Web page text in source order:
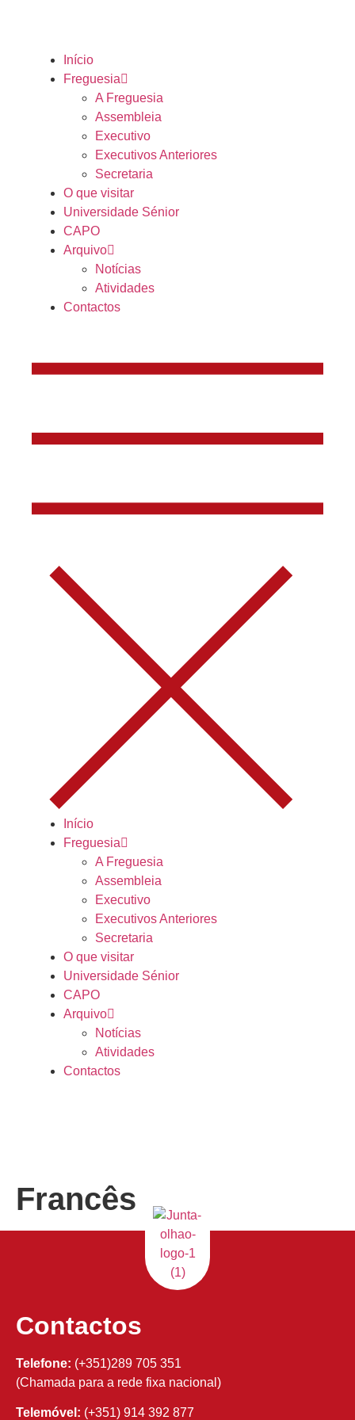
Início
Freguesia
A Freguesia
Assembleia
Executivo
Executivos Anteriores
Secretaria
O que visitar
Universidade Sénior
CAPO
Arquivo
Notícias
Atividades
Contactos
Início
Freguesia
A Freguesia
Assembleia
Executivo
Executivos Anteriores
Secretaria
O que visitar
Universidade Sénior
CAPO
Arquivo
Notícias
Atividades
Contactos
Francês
Contactos
Telefone: (+351)289 705 351
(Chamada para a rede fixa nacional)
Telemóvel: (+351) 914 392 877